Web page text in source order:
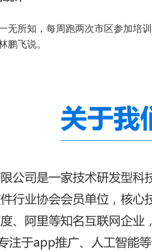
无所知，每周跑两次市区参加培
鹏飞说。